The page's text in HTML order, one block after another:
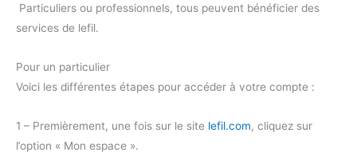
Particuliers ou professionnels, tous peuvent bénéficier des
services de lefil.
Pour un particulier
Voici les différentes étapes pour accéder à votre compte :
1 – Premièrement, une fois sur le site lefil.com, cliquez sur
l’option « Mon espace ».